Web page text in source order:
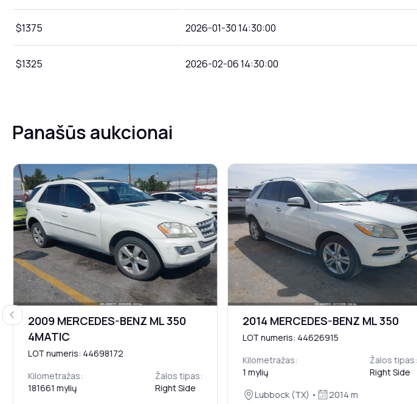
$1375 2026-01-30 14:30:00
$1325 2026-02-06 14:30:00
Panašūs aukcionai
Previous2009 MERCEDES-BENZ ML 350
4MATIC
LOT numeris: 44698172
Kilometražas:
181661 mylių
Žalos tipas:
Right Side
2014 MERCEDES-BENZ ML 350
LOT numeris: 44626915
Kilometražas:
1 mylių
Žalos tipas:
Right Side
Lubbock (TX) •
2014 m